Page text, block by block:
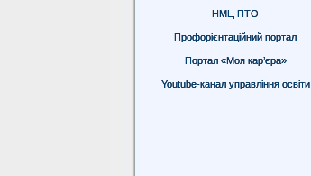
НМЦ ПТО
Профорієнтаційний портал
Портал «Моя кар’єра»
Youtube-канал управління освіти